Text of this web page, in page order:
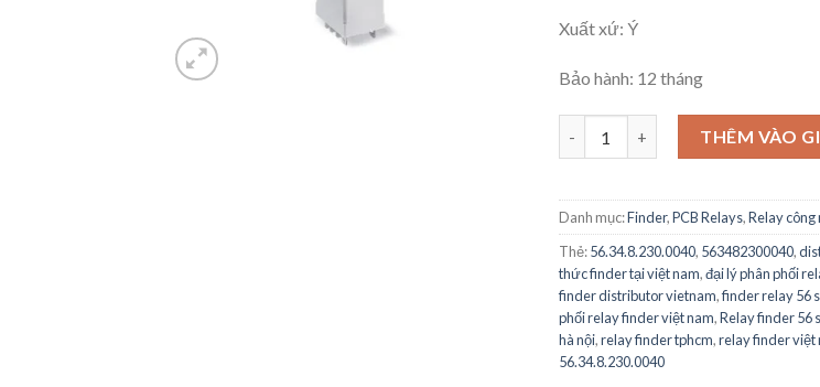
Xuất xứ: Ý
Bảo hành: 12 tháng
56.34.8.230.0040 - FINDER RELAY
THÊM VÀO
Danh mục:Finder,PCB Relays,Relay công
Thẻ:56.34.8.230.0040, 563482300040,
thức finder tại việt nam,đại lý phân phối
finder distributor vietnam,finder relay 56
phối relay finder việt nam,Relay finder 56
hà nội,relay finder tphcm,relay finder việt
56.34.8.230.0040